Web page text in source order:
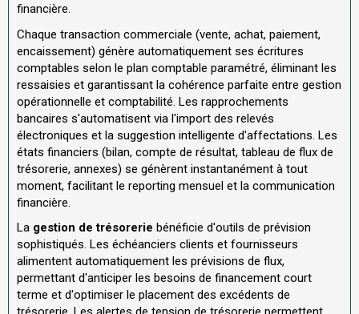
financière.
Chaque transaction commerciale (vente, achat, paiement,
encaissement) génère automatiquement ses écritures
comptables selon le plan comptable paramétré, éliminant les
ressaisies et garantissant la cohérence parfaite entre gestion
opérationnelle et comptabilité. Les rapprochements
bancaires s'automatisent via l'import des relevés
électroniques et la suggestion intelligente d'affectations. Les
états financiers (bilan, compte de résultat, tableau de flux de
trésorerie, annexes) se génèrent instantanément à tout
moment, facilitant le reporting mensuel et la communication
financière.
La gestion de trésorerie bénéficie d'outils de prévision
sophistiqués. Les échéanciers clients et fournisseurs
alimentent automatiquement les prévisions de flux,
permettant d'anticiper les besoins de financement court
terme et d'optimiser le placement des excédents de